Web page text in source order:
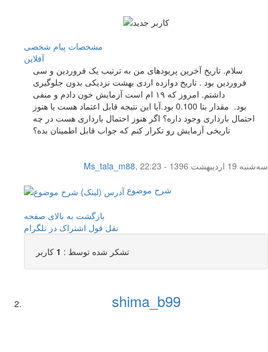
مشخصات پیام شخصی
آفلاين
سلام. تاریخ آخرین پریودهای من به ترتیب یک فروردین و سی
فروردین بود . تاریخ دوازده اردی بهشت نزدیکی بدون جلوگیری
داشتم. امروز که ۱۹ ام است آزمایش خون دادم و منفی
بود. مقدار بتا 0.100 بود.آیا این نتیجه قابل اعتماد هست یا هنوز
احتمال بارداری وجود داره؟ اگر هنوز احتمال بارداری هست در چه
تاریخی آزمایش رو تکرار کنم که جواب قابل اطمینان بده؟
Ms_tala_m88,
سه‌شنبه 19 اردیبهشت 1396 - 22:23
شرح موضوع
بازگشت به بالای صفحه
نقل قول اشتراک در تلگرام
تشکر شده توسط : 1 کاربر
shima_b99